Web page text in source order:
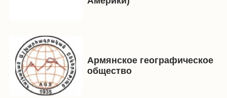
Армянское географическое
общество